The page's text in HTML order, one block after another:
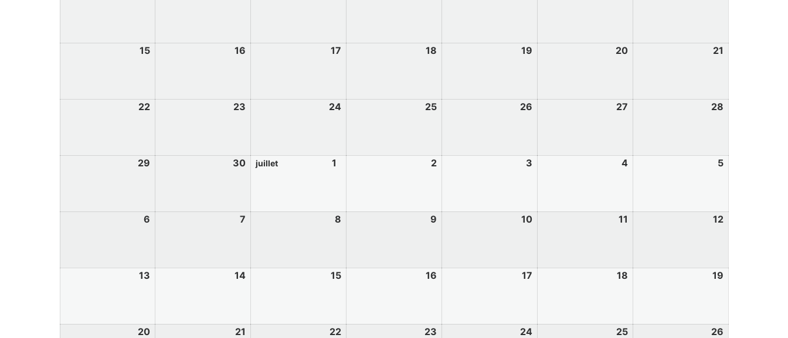
15 16 17 18 19 20 21
22 23 24 25 26 27 28
29 30 juillet 1 2 3 4 5
6 7 8 9 10 11 12
13 14 15 16 17 18 19
20 21 22 23 24 25 26